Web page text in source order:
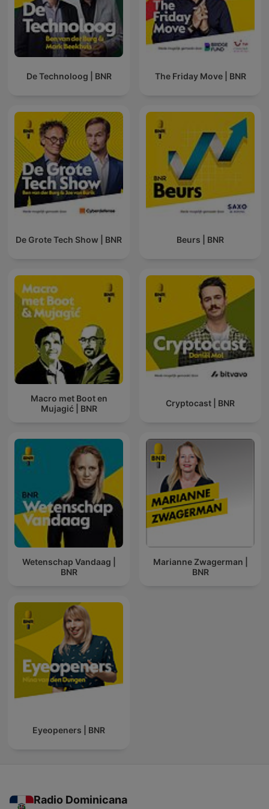
De Technoloog | BNR The Friday Move | BNR
De Grote Tech Show | BNR Beurs | BNR
Macro met Boot en
Mujagić | BNR
Cryptocast | BNR
Wetenschap Vandaag |
BNR
Marianne Zwagerman |
BNR
Eyeopeners | BNR
Radio Dominicana